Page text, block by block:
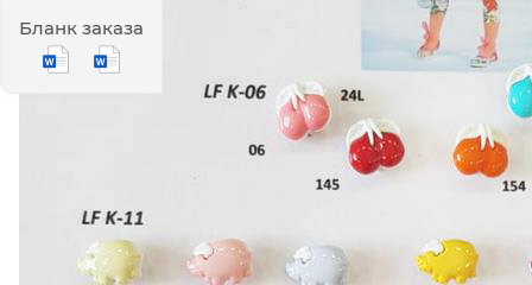
Бланк заказа